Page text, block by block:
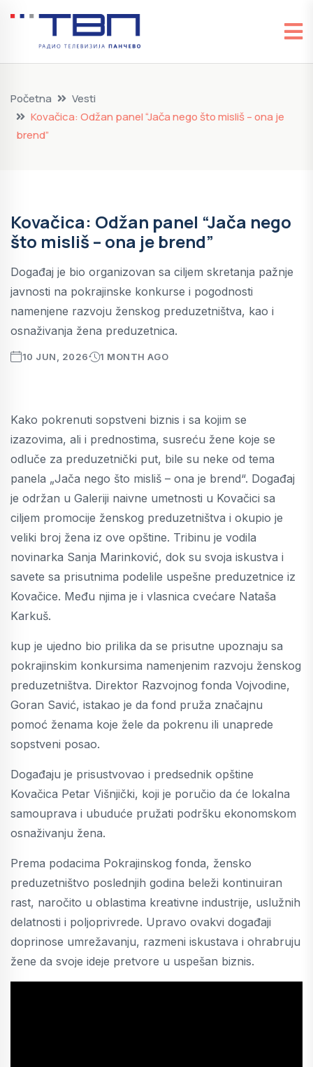
Početna
Vesti
Kovačica: Odžan panel “Jača nego što misliš – ona je
brend”
Kovačica: Odžan panel “Jača nego
što misliš – ona je brend”
Događaj je bio organizovan sa ciljem skretanja pažnje
javnosti na pokrajinske konkurse i pogodnosti
namenjene razvoju ženskog preduzetništva, kao i
osnaživanja žena preduzetnica.
10 JUN, 2026 1 MONTH AGO
Kako pokrenuti sopstveni biznis i sa kojim se
izazovima, ali i prednostima, susreću žene koje se
odluče za preduzetnički put, bile su neke od tema
panela „Jača nego što misliš – ona je brend“. Događaj
je održan u Galeriji naivne umetnosti u Kovačici sa
ciljem promocije ženskog preduzetništva i okupio je
veliki broj žena iz ove opštine. Tribinu je vodila
novinarka Sanja Marinković, dok su svoja iskustva i
savete sa prisutnima podelile uspešne preduzetnice iz
Kovačice. Među njima je i vlasnica cvećare Nataša
Karkuš.
kup je ujedno bio prilika da se prisutne upoznaju sa
pokrajinskim konkursima namenjenim razvoju ženskog
preduzetništva. Direktor Razvojnog fonda Vojvodine,
Goran Savić, istakao je da fond pruža značajnu
pomoć ženama koje žele da pokrenu ili unaprede
sopstveni posao.
Događaju je prisustvovao i predsednik opštine
Kovačica Petar Višnjički, koji je poručio da će lokalna
samouprava i ubuduće pružati podršku ekonomskom
osnaživanju žena.
Prema podacima Pokrajinskog fonda, žensko
preduzetništvo poslednjih godina beleži kontinuiran
rast, naročito u oblastima kreativne industrije, uslužnih
delatnosti i poljoprivrede. Upravo ovakvi događaji
doprinose umrežavanju, razmeni iskustava i ohrabruju
žene da svoje ideje pretvore u uspešan biznis.